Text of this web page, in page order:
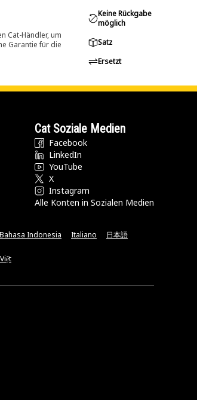
Cat-Händler, um
Garantie für die
Keine Rückgabe
möglich
Satz
Ersetzt
Cat Soziale Medien
Facebook
LinkedIn
YouTube
X
Instagram
Alle Konten in Sozialen Medien
Bahasa Indonesia Italiano 日本語